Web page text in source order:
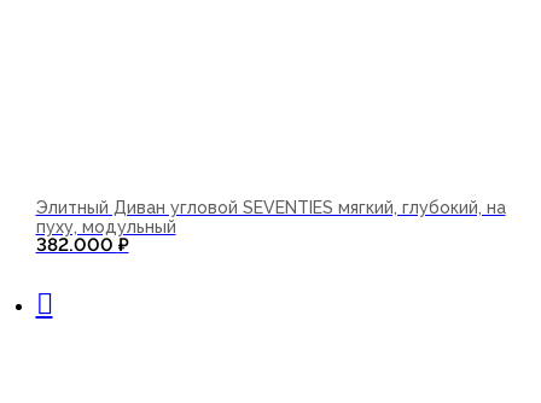
Элитный Диван угловой SEVENTIES мягкий, глубокий, на
пуху, модульный
382.000 ₽